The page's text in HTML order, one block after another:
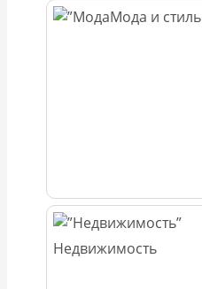
Мода и стиль
Недвижимость